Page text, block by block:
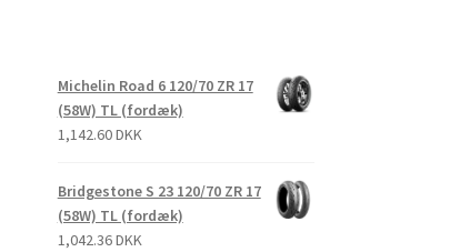
Michelin Road 6 120/70 ZR 17
(58W) TL (fordæk)
1,142.60 DKK
Bridgestone S 23 120/70 ZR 17
(58W) TL (fordæk)
1,042.36 DKK